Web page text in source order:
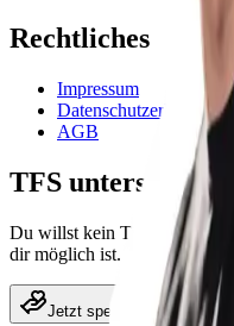
Rechtliches
Impressum
Datenschutzerklärung
AGB
TFS unterstützen
Du willst kein Ticket, aber
dir möglich ist.
Jetzt spenden